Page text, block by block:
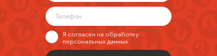
Я согласен на обработку
персональных данных